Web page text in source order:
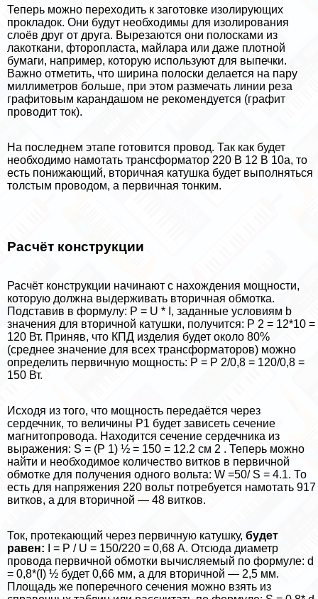
Теперь можно переходить к заготовке изолирующих
прокладок. Они будут необходимы для изолирования
слоёв друг от друга. Вырезаются они полосками из
лакоткани, фторопласта, майлара или даже плотной
бумаги, например, которую используют для выпечки.
Важно отметить, что ширина полоски делается на пару
миллиметров больше, при этом размечать линии реза
графитовым карандашом не рекомендуется (графит
проводит ток).
На последнем этапе готовится провод. Так как будет
необходимо намотать трaнcформатор 220 В 12 В 10а, то
есть понижающий, вторичная катушка будет выполняться
толстым проводом, а первичная тонким.
Расчёт конструкции
Расчёт конструкции начинают с нахождения мощности,
которую должна выдерживать вторичная обмотка.
Подставив в формулу: P = U * I, заданные условиям b
значения для вторичной катушки, получится: P 2 = 12*10 =
120 Вт. Приняв, что КПД изделия будет около 80%
(среднее значение для всех трaнcформаторов) можно
определить первичную мощность: P = P 2/0,8 = 120/0,8 =
150 Вт.
Исходя из того, что мощность передаётся через
сердечник, то величины P1 будет зависеть сечение
магнитопровода. Находится сечение сердечника из
выражения: S = (P 1) ½ = 150 = 12.2 см 2 . Теперь можно
найти и необходимое количество витков в первичной
обмотке для получения одного вольта: W =50/ S = 4.1. То
есть для напряжения 220 вольт потребуется намотать 917
витков, а для вторичной — 48 витков.
Ток, протекающий через первичную катушку, будет
равен: I = P / U = 150/220 = 0,68 А. Отсюда диаметр
провода первичной обмотки вычисляемый по формуле: d
= 0,8*(I) ½ будет 0,66 мм, а для вторичной — 2,5 мм.
Площадь же поперечного сечения можно взять из